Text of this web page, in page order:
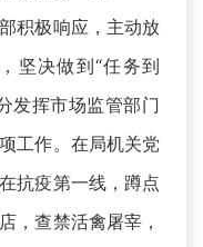
积极响应，主动放
坚决做到“任务到
发挥市场监管部门
工作。在局机关党
抗疫第一线，蹲点
，查禁活禽屠宰，